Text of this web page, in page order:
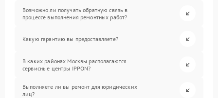
Возможно ли получать обратную связь в
процессе выполнения ремонтных работ?
Какую гарантию вы предоставляете?
В каких районах Москвы располагаются
сервисные центры IPPON?
Выполняете ли вы ремонт для юридических
лиц?